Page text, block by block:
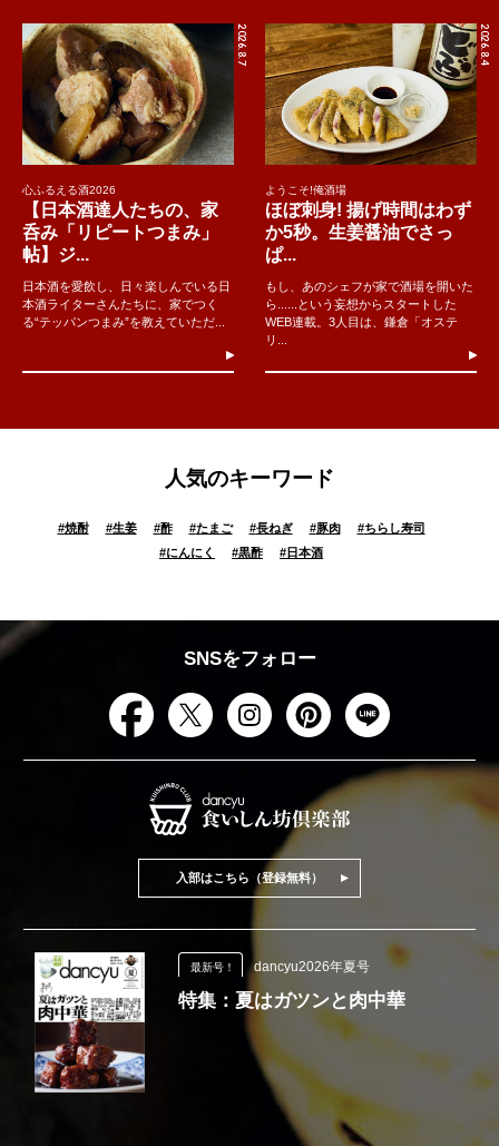
2026.8.7
心ふるえる酒2026
【日本酒達人たちの、家
呑み「リピートつまみ」
帖】ジ...
日本酒を愛飲し、日々楽しんでいる日
本酒ライターさんたちに、家でつく
る“テッパンつまみ”を教えていただ...
2026.8.4
ようこそ!俺酒場
ほぼ刺身! 揚げ時間はわず
か5秒。生姜醤油でさっ
ぱ...
もし、あのシェフが家で酒場を開いた
ら......という妄想からスタートした
WEB連載。3人目は、鎌倉「オステ
リ...
人気のキーワード
#焼酎 #生姜 #酢 #たまご #長ねぎ #豚肉 #ちらし寿司
#にんにく #黒酢 #日本酒
SNSをフォロー
入部はこちら（登録無料）
最新号！ dancyu2026年夏号
特集：夏はガツンと肉中華